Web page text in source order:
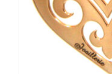
Resile
Reve-asie
Reve-de-pagode
Suspension et frissons